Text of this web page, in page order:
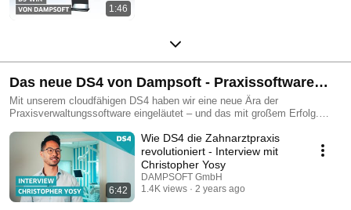
1:46
Das neue DS4 von Dampsoft - Praxissoftware
neu gedacht
Mit unserem cloudfähigen DS4 haben wir eine neue Ära der
Praxisverwaltungssoftware eingeläutet – und das mit großem Erfolg.
möchten.
6:42
Wie DS4 die Zahnarztpraxis
revolutioniert - Interview mit
Christopher Yosy
DAMPSOFT GmbH
1.4K views
2 years ago